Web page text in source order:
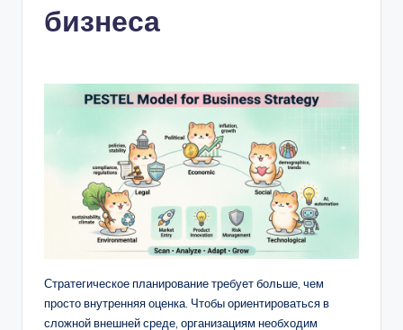
бизнеса
Стратегическое планирование требует больше, чем
просто внутренняя оценка. Чтобы ориентироваться в
сложной внешней среде, организациям необходим